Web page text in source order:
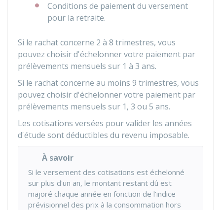
Conditions de paiement du versement
pour la retraite.
Si le rachat concerne 2 à 8 trimestres, vous
pouvez choisir d'échelonner votre paiement par
prélèvements mensuels sur 1 à 3 ans.
Si le rachat concerne au moins 9 trimestres, vous
pouvez choisir d'échelonner votre paiement par
prélèvements mensuels sur 1, 3 ou 5 ans.
Les cotisations versées pour valider les années
d'étude sont déductibles du revenu imposable.
À savoir
Si le versement des cotisations est échelonné
sur plus d'un an, le montant restant dû est
majoré chaque année en fonction de l'indice
prévisionnel des prix à la consommation hors